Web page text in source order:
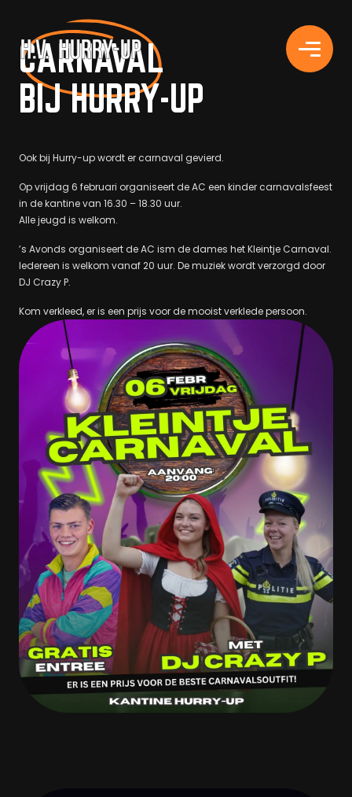
H.V. HURRY-UP
CARNAVAL
BIJ HURRY-UP
Ook bij Hurry-up wordt er carnaval gevierd.
Op vrijdag 6 februari organiseert de AC een kinder carnavalsfeest
in de kantine van 16.30 – 18.30 uur.
Alle jeugd is welkom.
’s Avonds organiseert de AC ism de dames het Kleintje Carnaval.
Iedereen is welkom vanaf 20 uur. De muziek wordt verzorgd door
DJ Crazy P.
Kom verkleed, er is een prijs voor de mooist verklede persoon.